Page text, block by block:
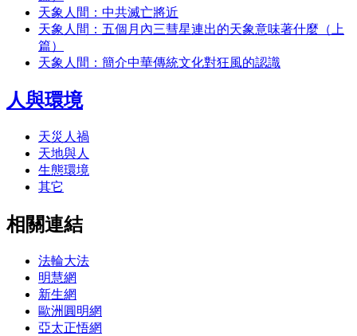
天象人間：中共滅亡將近
天象人間：五個月內三彗星連出的天象意味著什麼（上
篇）
天象人間：簡介中華傳統文化對狂風的認識
人與環境
天災人禍
天地與人
生態環境
其它
相關連結
法輪大法
明慧網
新生網
歐洲圓明網
亞太正悟網